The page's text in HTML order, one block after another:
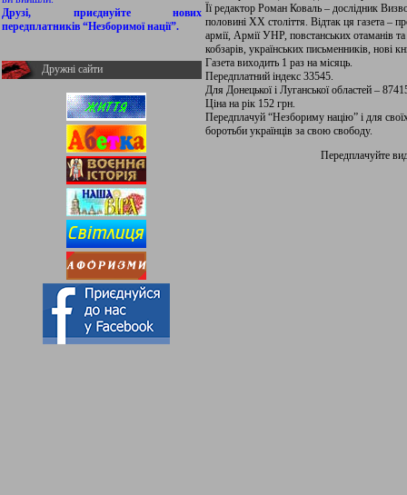
Друзі, приєднуйте нових
передплатників “Незборимої нації”.
Дружні сайти
Її редактор Роман Коваль – дослідник
половині ХХ століття. Відтак ця газета –
армії, Армії УНР, повстанських отаманів
кобзарів, українських письменників, нові
Газета виходить 1 раз на місяць.
Передплатний індекс 33545.
Для Донецької і Луганської областей –
Ціна на рік 152 грн.
Передплачуй “Незбориму націю” і для
боротьби українців за свою свободу.
Передплачуйте